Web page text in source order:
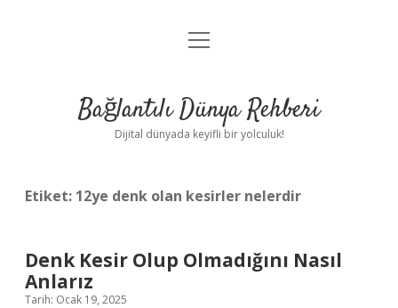
Anasayfa
Yasal Uyarı
menüyü
Bağlantılı Dünya Rehberi
Dijital dünyada keyifli bir yolculuk!
Etiket: 12ye denk olan kesirler nelerdir
Denk Kesir Olup Olmadığını Nasıl
Anlarız
Tarih: Ocak 19, 2025